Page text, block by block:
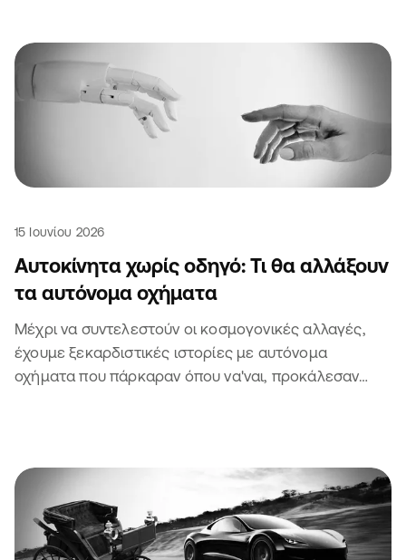
15 Ιουνίου 2026
Αυτοκίνητα χωρίς οδηγό: Τι θα αλλάξουν
τα αυτόνομα οχήματα
Μέχρι να συντελεστούν οι κοσμογονικές αλλαγές,
έχουμε ξεκαρδιστικές ιστορίες με αυτόνομα
οχήματα που πάρκαραν όπου να'ναι, προκάλεσαν